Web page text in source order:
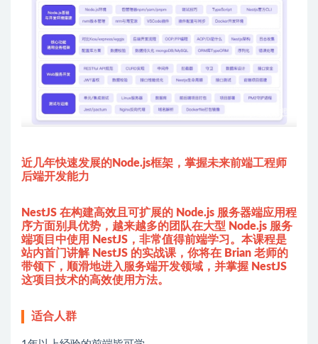
近几年快速发展的Node.js框架，掌握未来前端工程师
后端开发能力
NestJS 在构建高效且可扩展的 Node.js 服务器端应用程
序方面别具优势，越来越多的团队在大型 Node.js 服务
端项目中使用 NestJS，非常值得前端学习。本课程是
站内首门讲解 NestJS 的实战课，你将在 Brian 老师的
带领下，顺滑地进入服务端开发领域，并掌握 NestJS
这项目技术的高效使用方法。
适合人群